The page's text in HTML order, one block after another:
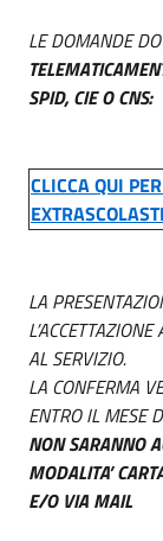
LE DOMANDE
SPID, CIE O CNS:
CLICCA QUI
LA
AL SERVIZIO.
LA CONFERMA
ENTRO IL MESE
NON SARANNO
MODALITA’
E/O VIA MAIL